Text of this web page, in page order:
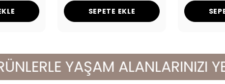
SEPETE EKLE
YAŞAM ALANLARINIZI